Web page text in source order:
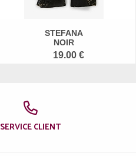
STEFANA
NOIR
19.00 €
SERVICE CLIENT